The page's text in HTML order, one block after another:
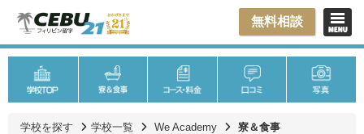
無料相談
学校を探す 学校一覧 We Academy 寮＆食事